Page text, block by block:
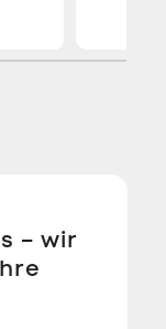
– wir